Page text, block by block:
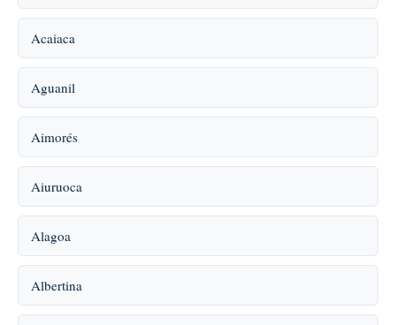
Acaiaca
Aguanil
Aimorés
Aiuruoca
Alagoa
Albertina